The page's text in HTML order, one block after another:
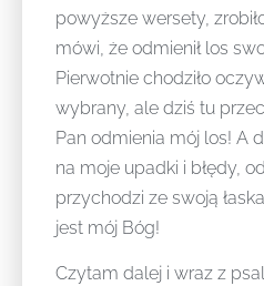
powyższe wersety,
mówi, że odmienił los
Pierwotnie chodziło
wybrany, ale dziś tu
Pan odmienia mój los! A
na moje upadki i błędy,
przychodzi ze swoją
jest mój Bóg!
Czytam dalej i wraz z